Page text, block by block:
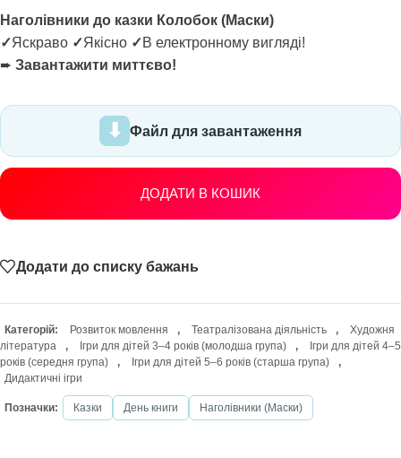
Наголівники до казки Колобок (Маски)
✓Яскраво ✓Якісно ✓В електронному вигляді!
➨ Завантажити миттєво!
Файл для завантаження
ДОДАТИ В КОШИК
Додати до списку бажань
Категорій: Розвиток мовлення , Театралізована діяльність ,
Художня
література
, Ігри для дітей 3–4 років (молодша група) ,
Ігри для дітей 4–5
років (середня група)
, Ігри для дітей 5–6 років (старша група)
,
Дидактичні ігри
Позначки: Казки День книги Наголівники (Маски)